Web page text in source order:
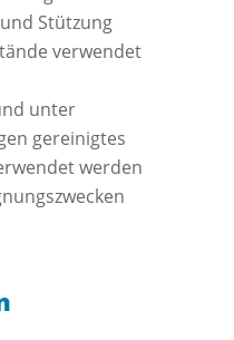
Stützung
verwendet
unter
gereinigtes
werden